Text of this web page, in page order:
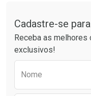
Por R$ 50,25/cada
Cadastre-se
Receba as
exclusivos!
Nome